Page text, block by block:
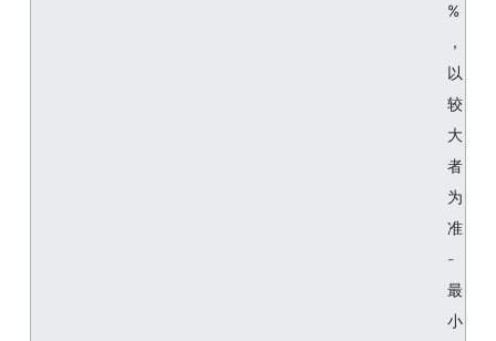
%
，
以
较
大
者
为
准
最
小